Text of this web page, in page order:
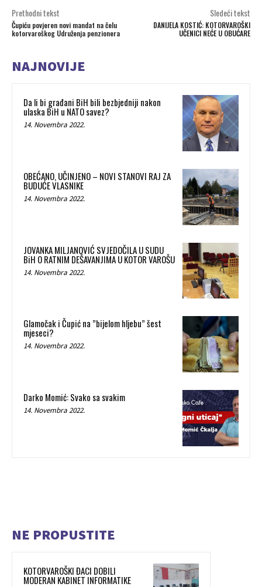
Prethodni tekst
Čupiću povjeren novi mandat na čelu
kotorvaroškog Udruženja penzionera
Sledeći tekst
DANIJELA KOSTIĆ: KOTORVAROŠKI
UČENICI NEĆE U OBUĆARE
NAJNOVIJE
Da li bi građani BiH bili bezbjedniji nakon
ulaska BiH u NATO savez?
14. Novembra 2022.
OBEĆANO, UČINJENO – NOVI STANOVI RAJ ZA
BUDUĆE VLASNIKE
14. Novembra 2022.
JOVANKA MILJANOVIĆ SVJEDOČILA U SUDU
BiH O RATNIM DEŠAVANJIMA U KOTOR VAROŠU
14. Novembra 2022.
Glamočak i Čupić na ”bijelom hljebu” šest
mjeseci?
14. Novembra 2022.
Darko Momić: Svako sa svakim
14. Novembra 2022.
NE PROPUSTITE
KOTORVAROŠKI ĐACI DOBILI
MODERAN KABINET INFORMATIKE